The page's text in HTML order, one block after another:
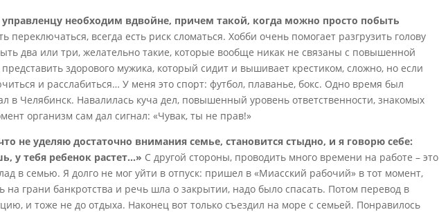
необходим вдвойне, причем такой, когда можно просто побыть
переключаться, всегда есть риск сломаться. Хобби очень помогает разгрузить голову
два или три, желательно такие, которые вообще никак не связаны с повышенной
здорового мужика, который сидит и вышивает крестиком, сложно, но если
и расслабиться… У меня это спорт: футбол, плаванье, бокс. Одно время был
в Челябинск. Навалилась куча дел, повышенный уровень ответственности, знакомых
организм сам дал сигнал: «Чувак, ты не прав!»
не уделяю достаточно внимания семье, становится стыдно, и я говорю себе:
у тебя ребенок растет…» С другой стороны, проводить много времени на работе – это
в семью. Я долго не мог уйти в отпуск: пришел в «Миасский рабочий» в тот момент,
на грани банкротства и речь шла о закрытии, надо было спасать. Потом перевод в
и тоже не до отдыха. Наконец вот только съездил на море с семьей. Понравилось